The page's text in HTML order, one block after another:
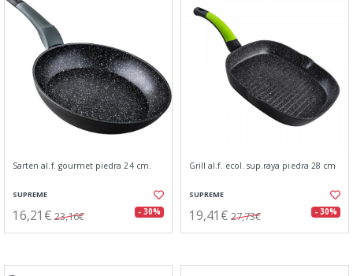
Sarten al.f. gourmet piedra 24 cm.
SUPREME
16,21€ 23,16€ - 30%
Grill al.f. ecol. sup.raya piedra 28 cm
SUPREME
19,41€ 27,73€ - 30%